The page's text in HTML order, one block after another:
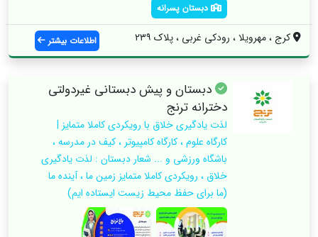
دبستان پسرانه
کرج ، مهرویلا ، رودکی غربی ، پلاک ۲۳۹ اطلاعات بیشتر
دبستان و پیش دبستانی غیردولتی
دخترانه ترنج
لذت یادگیری خلاق با رویکردی کاملا متمایز |
کارگاه علوم ، کارگاه کامپیوتر ، کیف در مدرسه ،
باشگاه ورزشی و ... شعار دبستان : لذت یادگیری
خلاق ، رویکردی کاملا متمایز زمین ما ، آینده ما
(ما برای حفظ محیط زیست ایستاده ایم)